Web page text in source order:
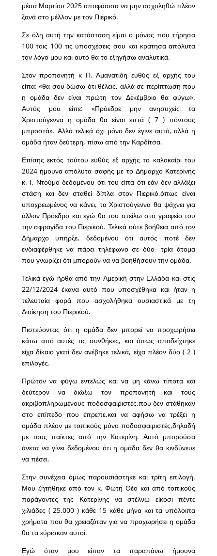
μέσα Μαρτίου 2025 αποφάσισα να μην ασχοληθώ πλέον
ξανά στο μέλλον με τον Πιερικό.
Σε όλη αυτή την κατάσταση είμαι ο μόνος που τήρησα
100 τοις 100 τις υποσχέσεις σου και κράτησα απόλυτα
τον λόγο μου και αυτό θα το εξηγήσω αναλυτικά.
Στον προπονητή κ Π. Αμανατίδη ευθύς εξ αρχής του
είπα: «θα σου δώσω ότι θέλεις, αλλά σε περίπτωση που
η ομάδα δεν είναι πρώτη τον Δεκέμβριο θα φύγω».
Αυτός μου είπε: «Πρόεδρε μην ανησυχείς τα
Χριστούγεννα η ομάδα θα είναι επτά ( 7 ) πόντους
μπροστά». Αλλά τελικά όχι μόνο δεν έγινε αυτό, αλλά η
ομάδα ήταν δεύτερη, πίσω από την Καρδίτσα.
Επίσης εκτός τούτου ευθύς εξ αρχής το καλοκαίρι του
2024 ήμουνα απόλυτα σαφής με το Δήμαρχο Κατερίνης
κ. Ι. Ντούμο δεδομένου ότι του είπα ότι εάν δεν αλλάξει
στάση και δεν σταθεί δίπλα στον Πιερικό,όπως είναι
υποχρεωμένος να κάνει, τα Χριστούγεννα θα ψάχνει για
άλλον Πρόεδρο και εγώ θα του στείλω στο γραφείο του
την σφραγίδα του Πιερικού. Τελικά ούτε βοήθεια από τον
Δήμαρχο υπήρξε, δεδομένου ότι αυτός ποτέ δεν
ενδιαφέρθηκε να πάρει τηλέφωνο σε δύο- τρία άτομα
που γνωρίζει ότι μπορούν να να βοηθήσουν την ομάδα.
Τελικά εγώ ήρθα από την Αμερική στην Ελλάδα και στις
22/12/2024 έκανα αυτό που υποσχέθηκα και ήταν η
τελευταία φορά που ασχολήθηκα ουσιαστικά με τη
Διοίκηση του Πιερικού.
Πιστεύοντας ότι η ομάδα δεν μπορεί να προχωρήσει
κάτω από αυτές τις συνθήκες, και όπως αποδείχτηκε
είχα δίκαιο γιατί δεν ανέβηκε τελικά, είχα πλέον δύο ( 2 )
επιλογές.
Πρώτον να φύγω εντελώς και να μη κάνω τίποτα και
δεύτερον να διώξω τον προπονητή και τους
ακριβοπληρωμένους ποδοσφαιριστές,που δεν στάθηκαν
στο επίπεδο που έπρεπε,και να αφήσω να τρέξει η
ομάδα πλέον με τοπικούς μόνο ποδοσφαιριστές,δηλαδή
με τους παίκτες από την Κατερίνη. Αυτό μπορούσα
άνετα να γίνει δεδομένου ότι η ομάδα δεν θα κινδύνευε
να πέσει.
Στην συνέχεια όμως παρουσιάστηκε και τρίτη επιλογή.
Μου ζητήθηκε από τον κ. Φώτη Θέο και από τοπικούς
παράγοντες της Κατερίνης να στέλνω είκοσι πέντε
χιλιάδες ( 25.000 ) κάθε 15 κάθε μήνα και τα υπόλοιπα
χρήματα που θα χρειαζόταν για να προχωρήσει η ομάδα
θα τα εύρισκαν αυτοί.
Εγώ όταν μου είπαν τα παραπάνω ήμουνα